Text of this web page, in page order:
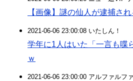
【画像】謎の仙人が逮捕さ
2021-06-06 23:00:08 いたしん！
学年に1人はいた「一言も喋
ｗ
2021-06-06 23:00:00 アルファルフ